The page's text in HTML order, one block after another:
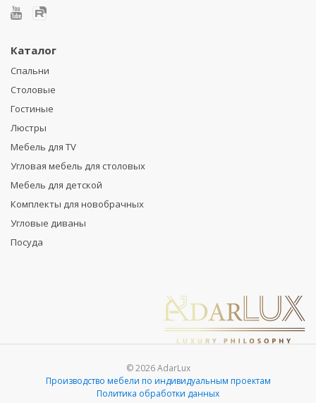
Каталог
Спальни
Столовые
Гостиные
Люстры
Мебель для TV
Угловая мебель для столовых
Мебель для детской
Комплекты для новобрачных
Угловые диваны
Посуда
© 2026 AdarLux
Производство мебели по индивидуальным проектам
Политика обработки данных